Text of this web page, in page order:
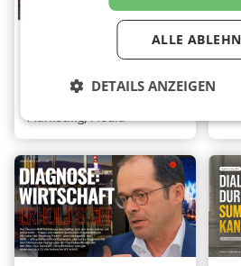
OOHA-Studio –
Expert OOH-Media
Invests
Marketing,Media
ALLE
DETAILS ANZEIGEN